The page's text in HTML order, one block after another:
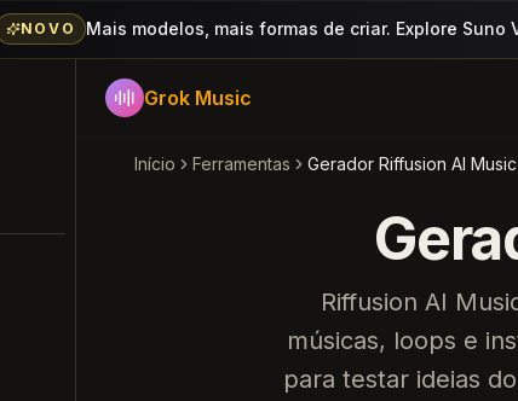
NOVO Mais modelos, mais formas de criar. Explore
Grok Music
Início Ferramentas Gerador Riffusion AI Music
Riffusion AI
músicas, loops e
para testar ideias